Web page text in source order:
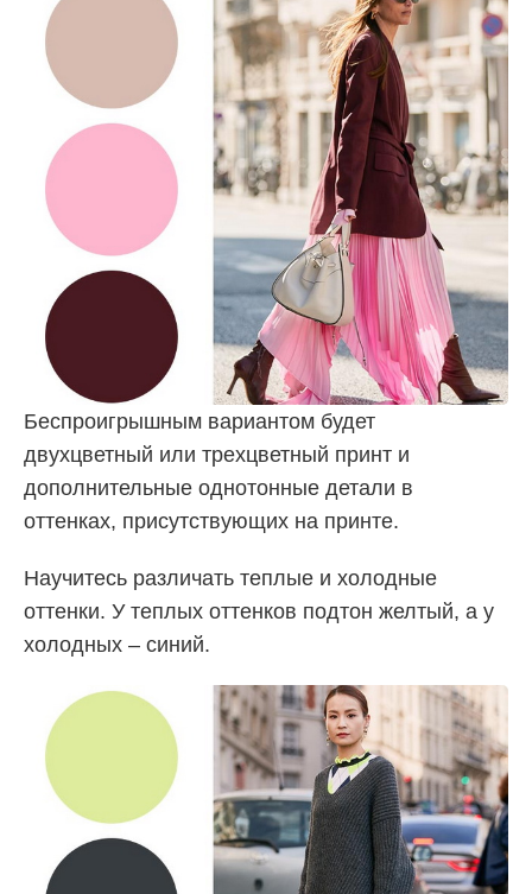
Беспроигрышным вариантом будет
двухцветный или трехцветный принт и
дополнительные однотонные детали в
оттенках, присутствующих на принте.
Научитесь различать теплые и холодные
оттенки. У теплых оттенков подтон желтый, а у
холодных – синий.